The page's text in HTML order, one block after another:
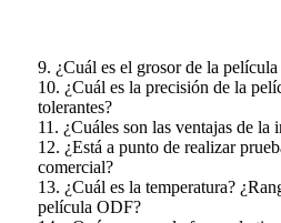
9. ¿Cuál es el grosor de la
10. ¿Cuál es la precisión de la
tolerantes?
11. ¿Cuáles son las ventajas de la
12. ¿Está a punto de realizar
comercial?
13. ¿Cuál es la temperatura?
película ODF?